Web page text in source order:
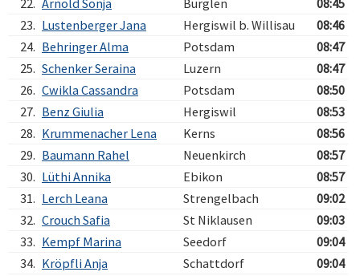
22. Arnold Sonja Bürglen
08:45
23. Lustenberger Jana Hergiswil b. Willisau
08:46
24. Behringer Alma Potsdam
08:47
25. Schenker Seraina Luzern
08:47
26. Cwikla Cassandra Potsdam
08:50
27. Benz Giulia Hergiswil
08:53
28. Krummenacher Lena Kerns
08:56
29. Baumann Rahel Neuenkirch
08:57
30. Lüthi Annika Ebikon
08:57
31. Lerch Leana Strengelbach
09:02
32. Crouch Safia St Niklausen
09:03
33. Kempf Marina Seedorf
09:04
34. Kröpfli Anja Schattdorf
09:04